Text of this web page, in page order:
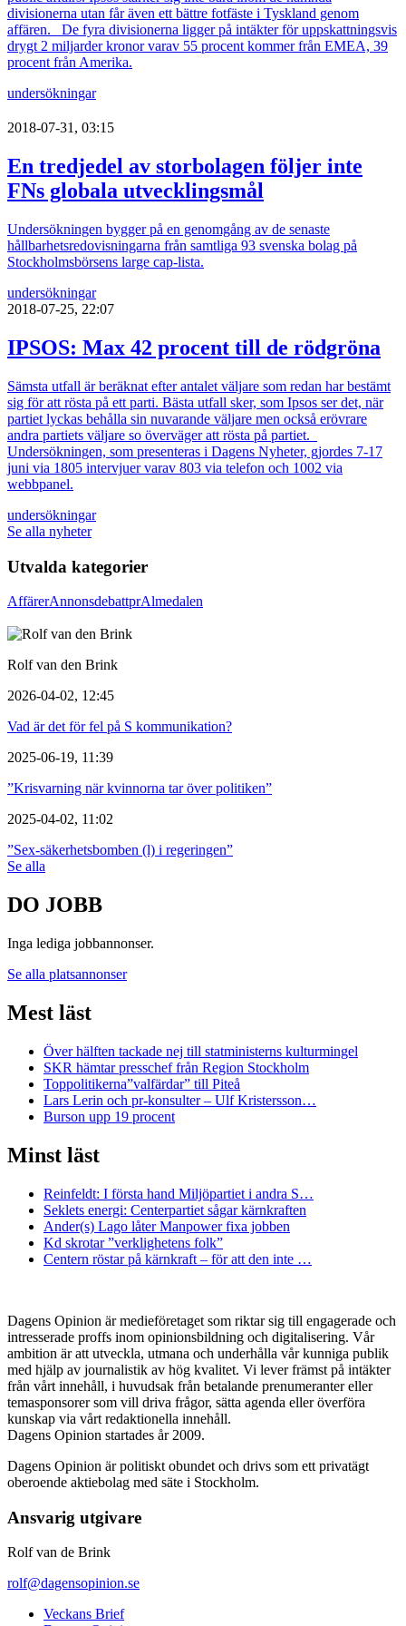
divisionerna utan får även ett bättre fotfäste i Tyskland genom
affären. De fyra divisionerna ligger på intäkter för uppskattningsvis
drygt 2 miljarder kronor varav 55 procent kommer från EMEA, 39
procent från Amerika.
undersökningar
2018-07-31, 03:15
En tredjedel av storbolagen följer inte
FNs globala utvecklingsmål
Undersökningen bygger på en genomgång av de senaste
hållbarhetsredovisningarna från samtliga 93 svenska bolag på
Stockholmsbörsens large cap-lista.
undersökningar
2018-07-25, 22:07
IPSOS: Max 42 procent till de rödgröna
Sämsta utfall är beräknat efter antalet väljare som redan har bestämt
sig för att rösta på ett parti. Bästa utfall sker, som Ipsos ser det, när
partiet lyckas behålla sin nuvarande väljare men också erövrare
andra partiets väljare so överväger att rösta på partiet.
Undersökningen, som presenteras i Dagens Nyheter, gjordes 7-17
juni via 1805 intervjuer varav 803 via telefon och 1002 via
webbpanel.
undersökningar
Se alla nyheter
Utvalda kategorier
AffärerAnnonsdebattprAlmedalen
Rolf van den Brink
2026-04-02, 12:45
Vad är det för fel på S kommunikation?
2025-06-19, 11:39
”Krisvarning när kvinnorna tar över politiken”
2025-04-02, 11:02
”Sex-säkerhetsbomben (l) i regeringen”
Se alla
DO JOBB
Inga lediga jobbannonser.
Se alla platsannonser
Mest läst
Över hälften tackade nej till statministerns kulturmingel
SKR hämtar presschef från Region Stockholm
Toppolitikerna”valfärdar” till Piteå
Lars Lerin och pr-konsulter – Ulf Kristersson…
Burson upp 19 procent
Minst läst
Reinfeldt: I första hand Miljöpartiet i andra S…
Seklets energi: Centerpartiet sågar kärnkraften
Ander(s) Lago låter Manpower fixa jobben
Kd skrotar ”verklighetens folk”
Centern röstar på kärnkraft – för att den inte …
Dagens Opinion är medieföretaget som riktar sig till engagerade och
intresserade proffs inom opinionsbildning och digitalisering. Vår
ambition är att utveckla, utmana och underhålla vår kunniga publik
med hjälp av journalistik av hög kvalitet. Vi lever främst på intäkter
från vårt innehåll, i huvudsak från betalande prenumeranter eller
temasponsorer som vill driva frågor, sätta agenda eller överföra
kunskap via vårt redaktionella innehåll.
Dagens Opinion startades år 2009.
Dagens Opinion är politiskt obundet och drivs som ett privatägt
oberoende aktiebolag med säte i Stockholm.
Ansvarig utgivare
Rolf van de Brink
rolf@dagensopinion.se
Veckans Brief